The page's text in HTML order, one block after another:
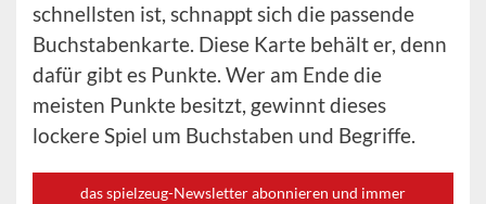
schnellsten ist, schnappt sich die passende
Buchstabenkarte. Diese Karte behält er, denn
dafür gibt es Punkte. Wer am Ende die
meisten Punkte besitzt, gewinnt dieses
lockere Spiel um Buchstaben und Begriffe.
das spielzeug-Newsletter abonnieren und immer